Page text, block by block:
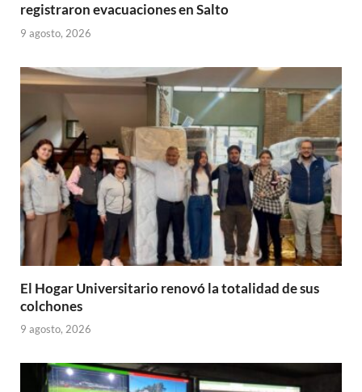
registraron evacuaciones en Salto
9 agosto, 2026
El Hogar Universitario renovó la totalidad de sus
colchones
9 agosto, 2026